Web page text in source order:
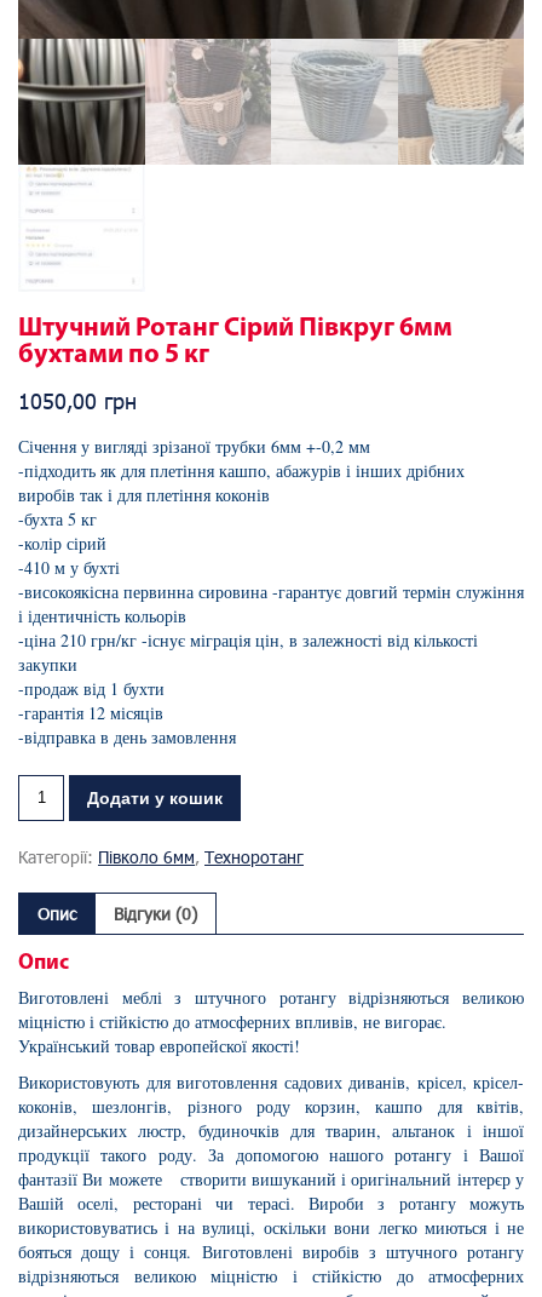
Штучний Ротанг Сірий Півкруг 6мм
бухтами по 5 кг
1050,00 грн
Січення у вигляді зрізаної трубки 6мм +-0,2 мм
-підходить як для плетіння кашпо, абажурів і інших дрібних
виробів так і для плетіння коконів
-бухта 5 кг
-колір сірий
-410 м у бухті
-високоякісна первинна сировина -гарантує довгий термін служіння
і ідентичність кольорів
-ціна 210 грн/кг -існує міграція цін, в залежності від кількості
закупки
-продаж від 1 бухти
-гарантія 12 місяців
-відправка в день замовлення
Додати у кошик
Категорії: Півколо 6мм, Техноротанг
Опис Відгуки (0)
Опис
Виготовлені меблі з штучного ротангу відрізняються великою
міцністю і стійкістю до атмосферних впливів, не вигорає.
Український товар европейскої якості!
Використовують для виготовлення садових диванів, крісел, крісел-
коконів, шезлонгів, різного роду корзин, кашпо для квітів,
дизайнерських люстр, будиночків для тварин, альтанок і іншої
продукції такого роду. За допомогою нашого ротангу і Вашої
фантазії Ви можете створити вишуканий і оригінальний інтерєр у
Вашій оселі, ресторані чи терасі. Вироби з ротангу можуть
використовуватись і на вулиці, оскільки вони легко миються і не
бояться дощу і сонця. Виготовлені виробів з штучного ротангу
відрізняються великою міцністю і стійкістю до атмосферних